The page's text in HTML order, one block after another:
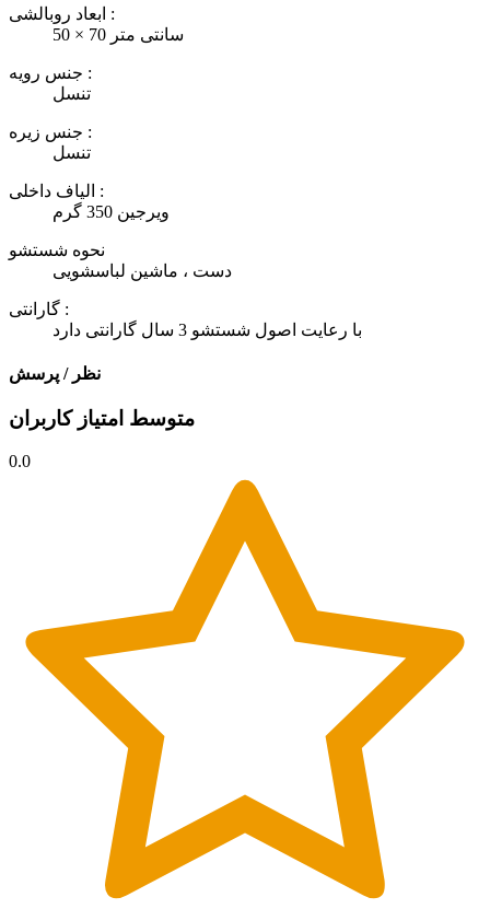
ابعاد روبالشی :
50 × 70 سانتی متر
جنس رویه :
تنسل
جنس زیره :
تنسل
الیاف داخلی :
ویرجین 350 گرم
نحوه شستشو
دست ، ماشین لباسشویی
گارانتی :
با رعایت اصول شستشو 3 سال گارانتی دارد
نظر / پرسش
متوسط امتیاز کاربران
0.0